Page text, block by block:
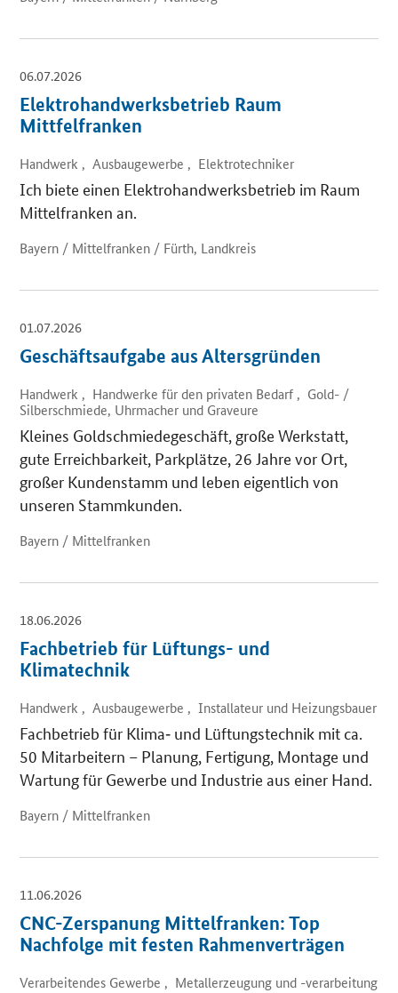
06.07.2026
Elektrohandwerksbetrieb Raum
Mittfelfranken
Handwerk , Ausbaugewerbe , Elektrotechniker
Ich biete einen Elektrohandwerksbetrieb im Raum
Mittelfranken an.
Bayern / Mittelfranken / Fürth, Landkreis
01.07.2026
Geschäftsaufgabe aus Altersgründen
Handwerk , Handwerke für den privaten Bedarf , Gold- /
Silberschmiede, Uhrmacher und Graveure
Kleines Goldschmiedegeschäft, große Werkstatt,
gute Erreichbarkeit, Parkplätze, 26 Jahre vor Ort,
großer Kundenstamm und leben eigentlich von
unseren Stammkunden.
Bayern / Mittelfranken
18.06.2026
Fachbetrieb für Lüftungs- und
Klimatechnik
Handwerk , Ausbaugewerbe , Installateur und Heizungsbauer
Fachbetrieb für Klima‑ und Lüftungstechnik mit ca.
50 Mitarbeitern – Planung, Fertigung, Montage und
Wartung für Gewerbe und Industrie aus einer Hand.
Bayern / Mittelfranken
11.06.2026
CNC-Zerspanung Mittelfranken: Top
Nachfolge mit festen Rahmenverträgen
Verarbeitendes Gewerbe , Metallerzeugung und -verarbeitung